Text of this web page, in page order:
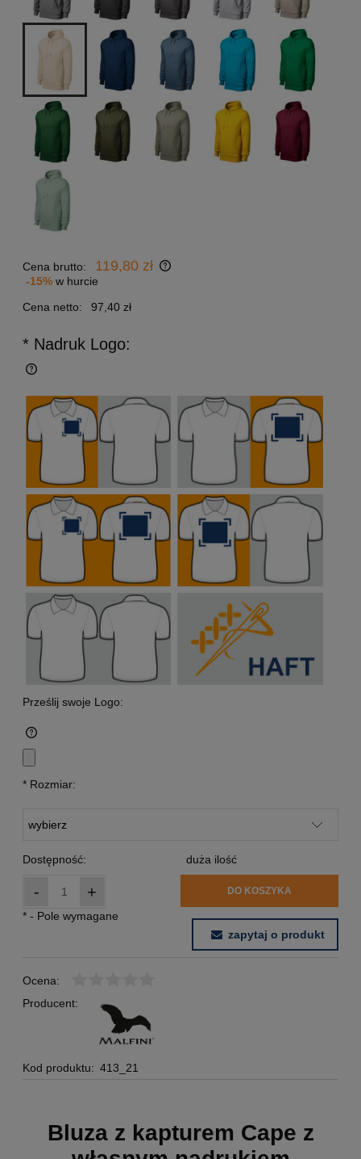
Cena brutto: 119,80 zł
-15% w hurcie
Cena netto:
97,40 zł
* Nadruk Logo:
Prześlij swoje Logo:
* Rozmiar:
Dostępność: duża ilość
- + DO KOSZYKA
* - Pole wymagane
zapytaj o produkt
Ocena:
Producent:
Kod produktu: 413_21
Bluza z kapturem Cape z